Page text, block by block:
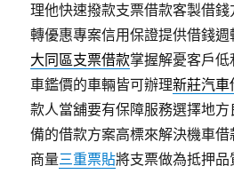
理他快速撥款支票借款客製借錢
轉優惠專案信用保證提供借錢
大同區支票借款掌握解憂客戶
車鑑價的車輛皆可辦理新莊汽車
款人當舖要有保障服務選擇地方
備的借款方案高標來解決機車
商量三重票貼將支票做為抵押